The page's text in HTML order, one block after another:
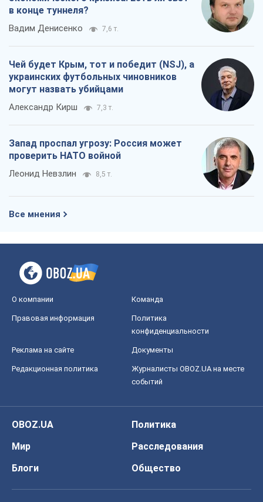
в конце туннеля?
Вадим Денисенко 7,6 т.
Чей будет Крым, тот и победит (NSJ), а
украинских футбольных чиновников
могут назвать убийцами
Александр Кирш 7,3 т.
Запад проспал угрозу: Россия может
проверить НАТО войной
Леонид Невзлин 8,5 т.
Все мнения
О компании Команда
Правовая информация
Политика
конфиденциальности
Реклама на сайте Документы
Редакционная политика
Журналисты OBOZ.UA на месте
событий
OBOZ.UA
Политика
Мир
Расследования
Блоги
Общество